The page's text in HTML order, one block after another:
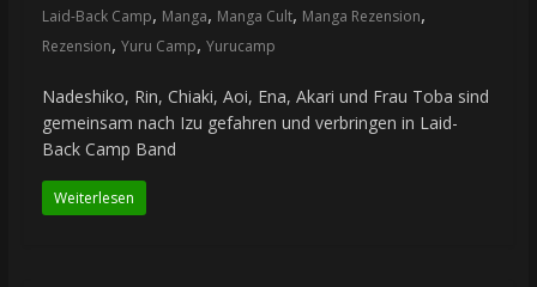
Laid-Back Camp, Manga, Manga Cult, Manga Rezension,
Rezension, Yuru Camp, Yurucamp
Nadeshiko, Rin, Chiaki, Aoi, Ena, Akari und Frau Toba sind
gemeinsam nach Izu gefahren und verbringen in Laid-
Back Camp Band
Weiterlesen